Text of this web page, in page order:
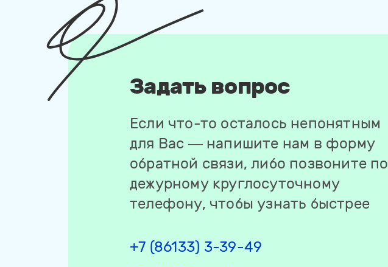
Задать вопрос
Если что-то осталось непонятным
для Вас — напишите нам в форму
обратной связи, либо позвоните по
дежурному круглосуточному
телефону, чтобы узнать быстрее
+7 (86133) 3-39-49